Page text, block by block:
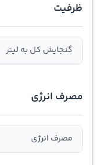
ظرفیت
گنجايش کل به ليتر
مصرف انرژی
مصرف انرژی